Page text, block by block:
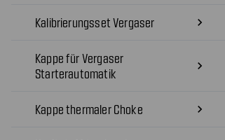
Kalibrierungsset Vergaser navigate_next
Kappe für Vergaser
Starterautomatik
navigate_next
Kappe thermaler Choke navigate_next